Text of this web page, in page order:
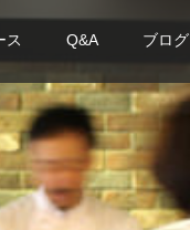
ス Q&A ブログ